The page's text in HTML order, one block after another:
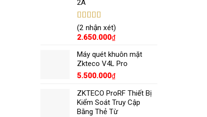
2A
Được xếp
hạng5.005
sao
(2 nhận xét)
2.650.000₫
Máy quét khuôn mặt
Zkteco V4L Pro
5.500.000₫
ZKTECO ProRF Thiết Bị
Kiểm Soát Truy Cập
Bằng Thẻ Từ